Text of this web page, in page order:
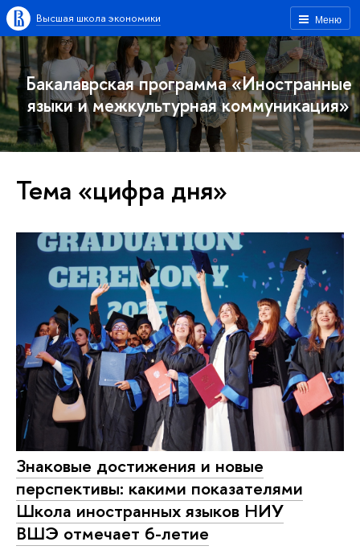
Меню
Высшая школа экономики
Бакалаврская программа «Иностранные
языки и межкультурная коммуникация»
Тема «цифра дня»
Знаковые достижения и новые
перспективы: какими показателями
Школа иностранных языков НИУ
ВШЭ отмечает 6-летие